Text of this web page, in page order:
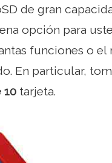
de gran
opción para
funciones o
En particular,
10 tarjeta.